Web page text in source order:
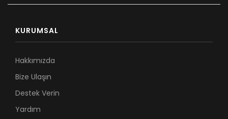
KURUMSAL
Hakkımızda
Bize Ulaşın
Destek Verin
Yardım